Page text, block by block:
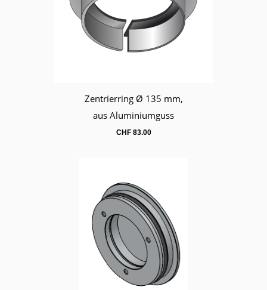
WarenkorbZentrierring Ø 135 mm,
aus Aluminiumguss
CHF83.00